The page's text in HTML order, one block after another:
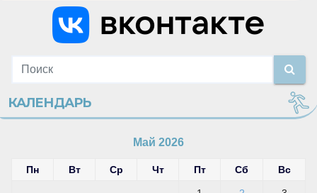
КАЛЕНДАРЬ
Май 2026
Пн Вт Ср Чт Пт Сб Вс